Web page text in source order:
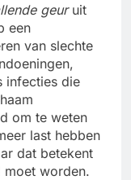
geuruit
een
van slechte
infecties die
om te weten
last hebben
dat betekent
moet worden.